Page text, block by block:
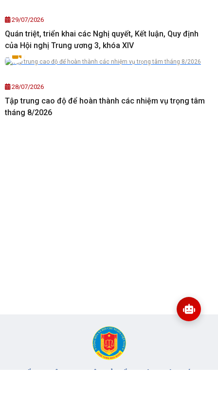
29/07/2026
Quán triệt, triển khai các Nghị quyết, Kết luận, Quy định
của Hội nghị Trung ương 3, khóa XIV
28/07/2026
Tập trung cao độ để hoàn thành các nhiệm vụ trọng tâm
tháng 8/2026